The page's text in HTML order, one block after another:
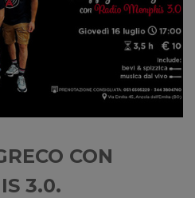
CON
3.0.